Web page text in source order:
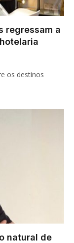
regressam a
os destinos
natural de